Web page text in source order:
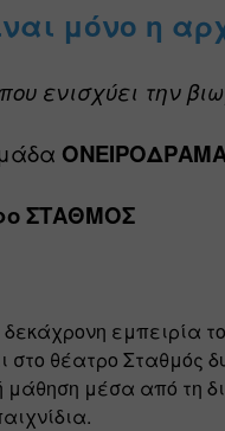
μόνο η
ενισχύει την
ΣΤΑΘΜΟΣ
δεκάχρονη εμπειρία
στο θέατρο Σταθμός
μέσα από τη